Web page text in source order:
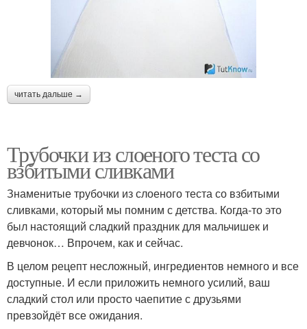
читать дальше →
Трубочки из слоеного теста со
взбитыми сливками
Знаменитые трубочки из слоеного теста со взбитыми
сливками, который мы помним с детства. Когда-то это
был настоящий сладкий праздник для мальчишек и
девчонок… Впрочем, как и сейчас.
В целом рецепт несложный, ингредиентов немного и все
доступные. И если приложить немного усилий, ваш
сладкий стол или просто чаепитие с друзьями
превзойдёт все ожидания.